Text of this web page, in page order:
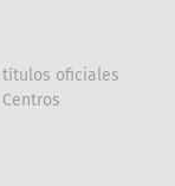
títulos oficiales